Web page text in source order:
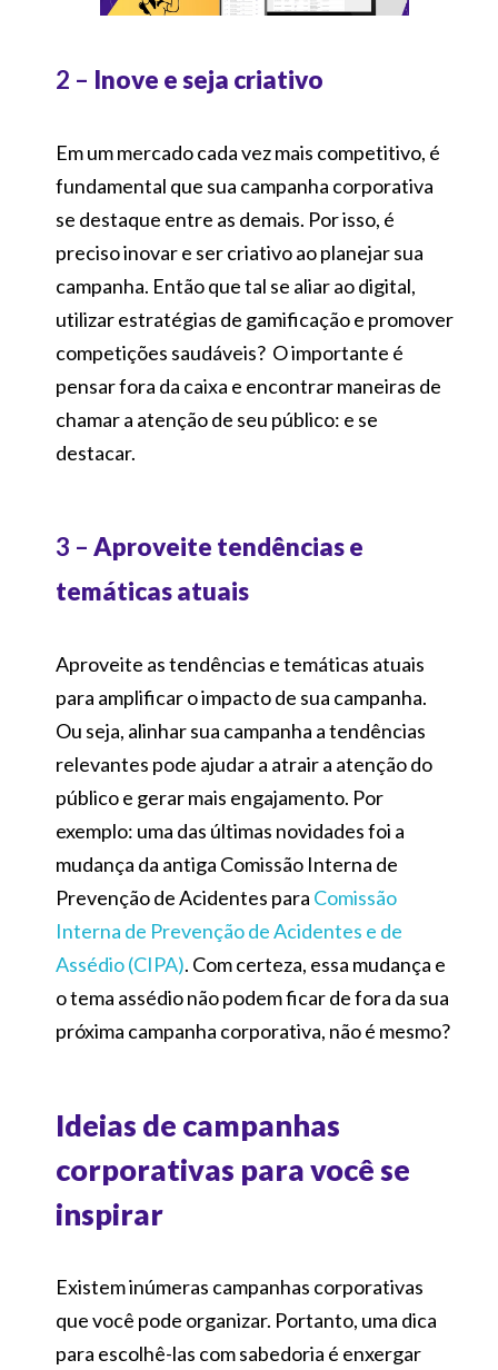
2 – Inove e seja criativo
Em um mercado cada vez mais competitivo, é
fundamental que sua campanha corporativa
se destaque entre as demais. Por isso, é
preciso inovar e ser criativo ao planejar sua
campanha. Então que tal se aliar ao digital,
utilizar estratégias de gamificação e promover
competições saudáveis? O importante é
pensar fora da caixa e encontrar maneiras de
chamar a atenção de seu público: e se
destacar.
3 – Aproveite tendências e
temáticas atuais
Aproveite as tendências e temáticas atuais
para amplificar o impacto de sua campanha.
Ou seja, alinhar sua campanha a tendências
relevantes pode ajudar a atrair a atenção do
público e gerar mais engajamento. Por
exemplo: uma das últimas novidades foi a
mudança da antiga Comissão Interna de
Prevenção de Acidentes para Comissão
Interna de Prevenção de Acidentes e de
Assédio (CIPA). Com certeza, essa mudança e
o tema assédio não podem ficar de fora da sua
próxima campanha corporativa, não é mesmo?
Ideias de campanhas
corporativas para você se
inspirar
Existem inúmeras campanhas corporativas
que você pode organizar. Portanto, uma dica
para escolhê-las com sabedoria é enxergar